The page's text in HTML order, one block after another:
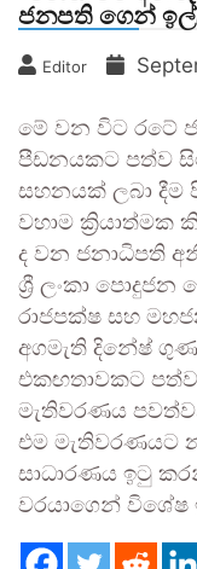
ජනපති ගෙන්
Editor
මේ වන විට රටේ
පීඩනයකට පත්ව
සහනයක් ලබා
වහාම ක්‍රියාත්මක
ද වන ජනාධිපති
ශ්‍රී ලංකා පොදුජන
රාජපක්ෂ සහ
අගමැති දිනේෂ්
එකඟතාවකට පත්ව
මැතිවරණය
එම මැතිවරණයට
සාධාරණය ඉටු
වරයාගෙන්